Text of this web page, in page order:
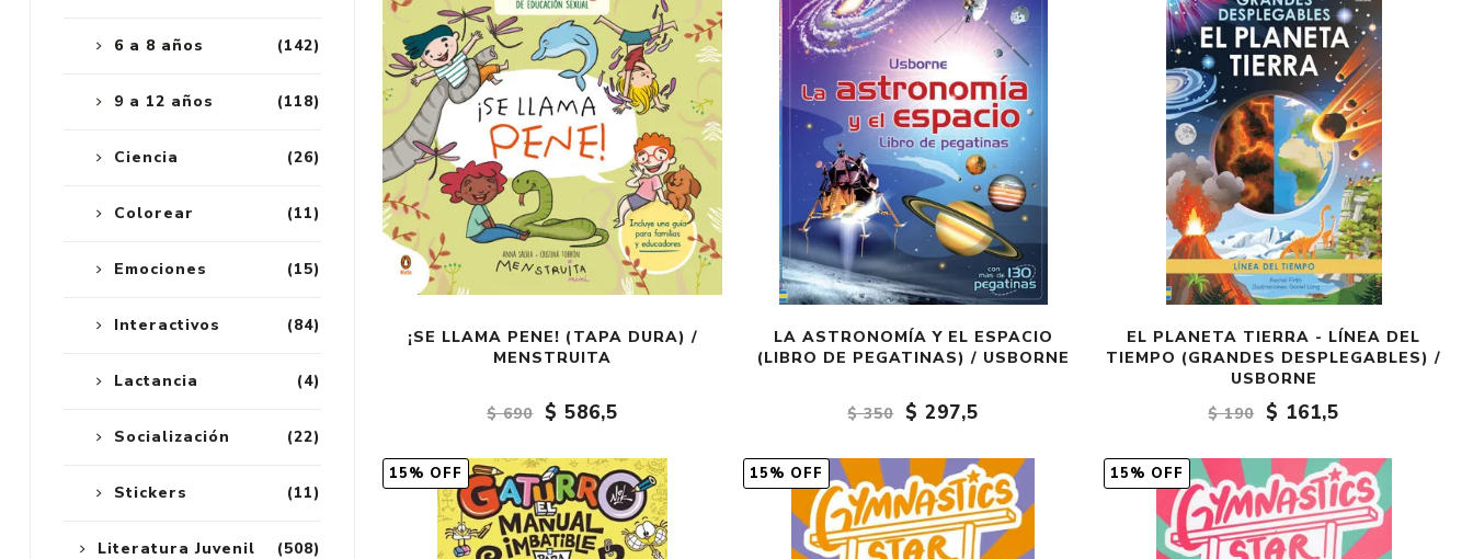
Crónica
Negocios
Ingenio
Ensayo
Ver todo
¡SE LLAMA PENE! (TAPA DURA) /
MENSTRUITA
$ 690 $ 586,5
LA ASTRONOMÍA Y EL ESPACIO
(LIBRO DE PEGATINAS) / USBORNE
$ 350 $ 297,5
EL PLANETA TIERRA - LÍNEA DEL
TIEMPO (GRANDES DESPLEGABLES) /
USBORNE
$ 190
$ 161,5
15% OFF 15% OFF 15% OFF
(142)
6 a 8 años
(118)
9 a 12 años
(26)
Ciencia
(11)
Colorear
(15)
Emociones
(84)
Interactivos
(4)
Lactancia
(22)
Socialización
(11)
Stickers
(508)
Literatura Juvenil